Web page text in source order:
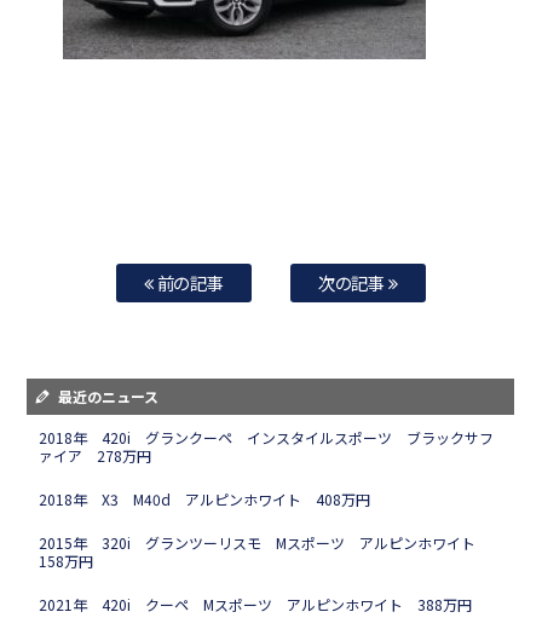
前の記事 次の記事
最近のニュース
2018年 420i グランクーペ インスタイルスポーツ ブラックサフ
ァイア 278万円
2018年 X3 M40d アルピンホワイト 408万円
2015年 320i グランツーリスモ Mスポーツ アルピンホワイト
158万円
2021年 420i クーペ Mスポーツ アルピンホワイト 388万円